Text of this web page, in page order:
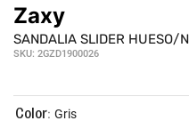
Zaxy
SANDALIA SLIDER HUESO/
SKU: 2GZD1900026
: Gris